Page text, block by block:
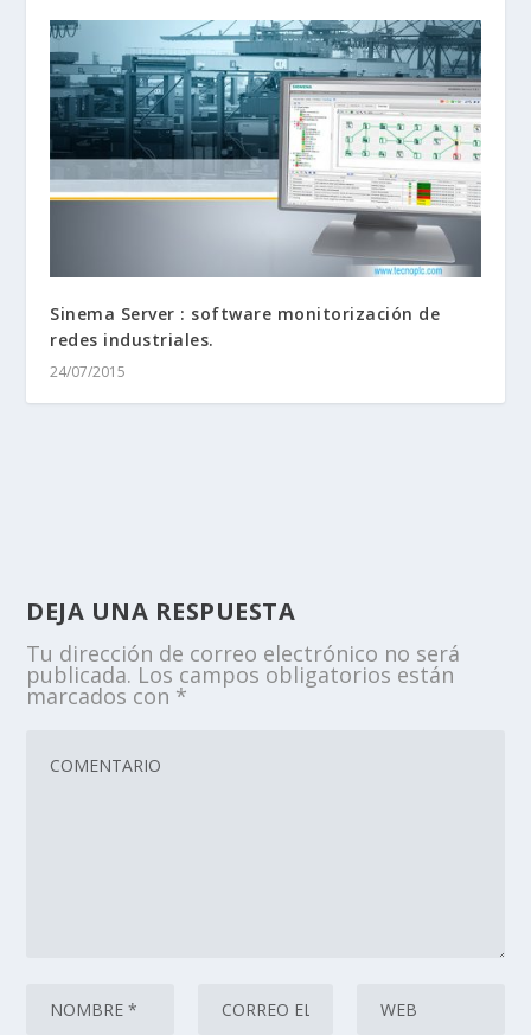
Sinema Server : software monitorización de
redes industriales.
24/07/2015
DEJA UNA RESPUESTA
Tu dirección de correo electrónico no será
publicada. Los campos obligatorios están
marcados con *